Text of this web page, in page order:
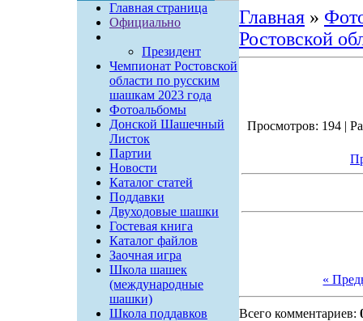
Главная страница
Официально
Президент
Чемпионат Ростовской
области по русским
шашкам 2023 года
Фотоальбомы
Донской Шашечный
Листок
Партии
Новости
Каталог статей
Поддавки
Двуходовые шашки
Гостевая книга
Каталог файлов
Заочная игра
Школа шашек
(международные
шашки)
Школа поддавков
Главная»
Ростовской
Просмотров: 194 |
«
Всего комментариев: